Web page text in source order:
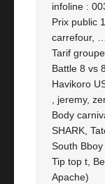
infoline :
Prix public
carrefour,
Tarif
Battle 8 vs
Havikoro
, jeremy,
Body
SHARK,
South Bboy
Tip top t,
Apache)